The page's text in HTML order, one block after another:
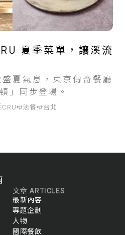
夏季菜單，讓溪流
夏氣息，東京傳奇餐廳
」同步登場。
#法餐 #台北
文章 ARTICLES
最新內容
專題企劃
人物
國際餐飲